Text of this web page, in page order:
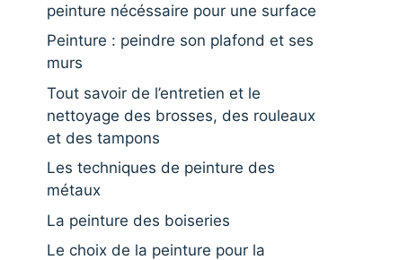
peinture nécéssaire pour une surface
Peinture : peindre son plafond et ses
murs
Tout savoir de l’entretien et le
nettoyage des brosses, des rouleaux
et des tampons
Les techniques de peinture des
métaux
La peinture des boiseries
Le choix de la peinture pour la